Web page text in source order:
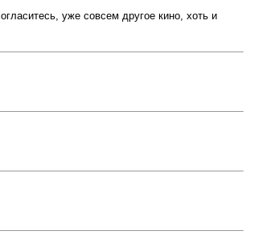
уже совсем другое кино, хоть и